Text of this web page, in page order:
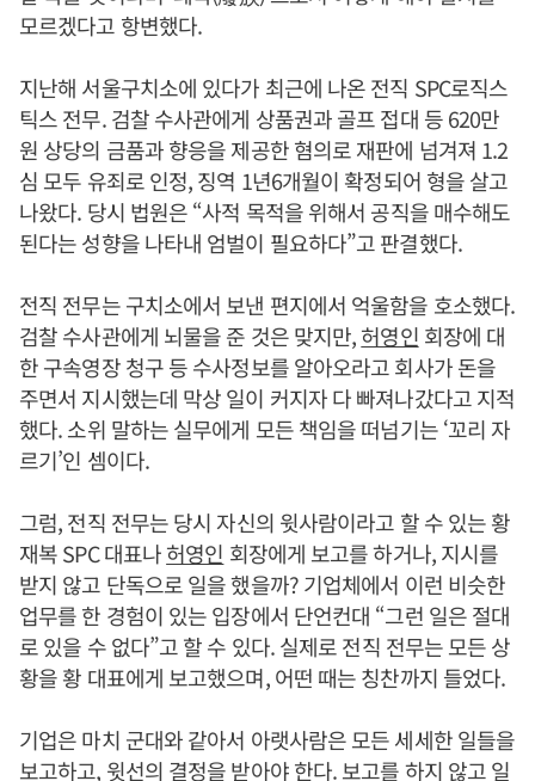
모르겠다고 항변했다.
지난해 서울구치소에 있다가 최근에 나온 전직 SPC로직스
틱스 전무. 검찰 수사관에게 상품권과 골프 접대 등 620만
원 상당의 금품과 향응을 제공한 혐의로 재판에 넘겨져 1.2
심 모두 유죄로 인정, 징역 1년6개월이 확정되어 형을 살고
나왔다. 당시 법원은 “사적 목적을 위해서 공직을 매수해도
된다는 성향을 나타내 엄벌이 필요하다”고 판결했다.
전직 전무는 구치소에서 보낸 편지에서 억울함을 호소했다.
검찰 수사관에게 뇌물을 준 것은 맞지만,허영인 회장에 대
한 구속영장 청구 등 수사정보를 알아오라고 회사가 돈을
주면서 지시했는데 막상 일이 커지자 다 빠져나갔다고 지적
했다. 소위 말하는 실무에게 모든 책임을 떠넘기는 ‘꼬리 자
르기’인 셈이다.
그럼, 전직 전무는 당시 자신의 윗사람이라고 할 수 있는 황
재복 SPC 대표나허영인 회장에게 보고를 하거나, 지시를
받지 않고 단독으로 일을 했을까? 기업체에서 이런 비슷한
업무를 한 경험이 있는 입장에서 단언컨대 “그런 일은 절대
로 있을 수 없다”고 할 수 있다. 실제로 전직 전무는 모든 상
황을 황 대표에게 보고했으며, 어떤 때는 칭찬까지 들었다.
기업은 마치 군대와 같아서 아랫사람은 모든 세세한 일들을
보고하고, 윗선의 결정을 받아야 한다. 보고를 하지 않고 일